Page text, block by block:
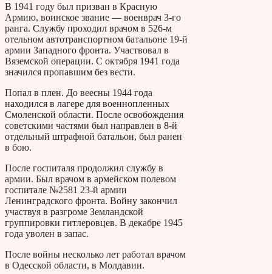
В 1941 году был призван в Красную
Армию, воинское звание — военврач 3-го
ранга. Службу проходил врачом в 526-м
отельном автотранспортном батальоне 19-й
армии Западного фронта. Участвовал в
Вяземской операции. С октября 1941 года
значился пропавшим без вести.
Попал в плен. До веесны 1944 года
находился в лагере для военнопленных
Смоленской области. После освобождения
советскими частями был направлен в 8-й
отдельный штрафной батальон, был ранен
в бою.
После госпиталя продолжил службу в
армии. Был врачом в армейском полевом
госпитале №2581 23-й армии
Ленинградского фронта. Войну закончил
участвуя в разгроме Земландской
группировки гитлеровцев. В декабре 1945
года уволен в запас.
После войны несколько лет работал врачом
в Одесской области, в Молдавии.